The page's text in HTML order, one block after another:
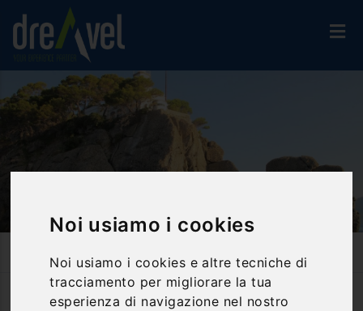
Noi usiamo i cookies
Noi usiamo i cookies e altre tecniche di
tracciamento per migliorare la tua
esperienza di navigazione nel nostro
Kayak Tour A Portofino